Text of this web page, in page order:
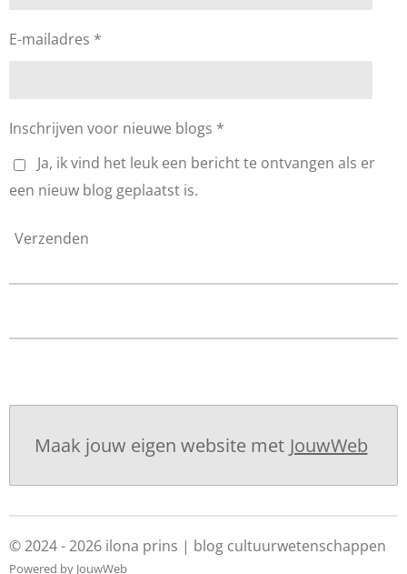
E-mailadres *
Inschrijven voor nieuwe blogs *
Ja, ik vind het leuk een bericht te ontvangen als er
een nieuw blog geplaatst is.
Verzenden
Maak jouw eigen website met JouwWeb
© 2024 - 2026 ilona prins | blog cultuurwetenschappen
Powered by JouwWeb